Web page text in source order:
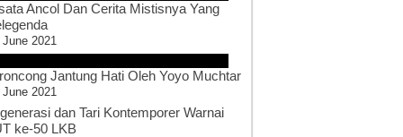
Ancol Dan Cerita Mistisnya Yang
June 2021
Jantung Hati Oleh Yoyo Muchtar
June 2021
dan Tari Kontemporer Warnai
ke-50 LKB